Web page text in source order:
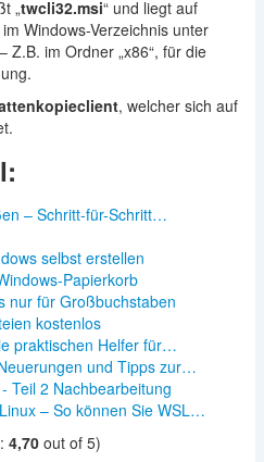
„twcli32.msi“ und liegt auf
Windows-Verzeichnis unter
Z.B. im Ordner „x86“, für die
, welcher sich auf
– Schritt-für-Schritt…
selbst erstellen
Papierkorb
nur für Großbuchstaben
kostenlos
praktischen Helfer für…
und Tipps zur…
Teil 2 Nachbearbeitung
– So können Sie WSL…
4,70out of 5)